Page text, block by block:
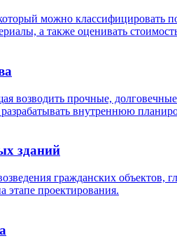
можно классифицировать
а также оценивать
возводить прочные,
внутреннюю
зданий
гражданских объектов,
проектирования.